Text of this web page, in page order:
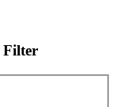
Filter